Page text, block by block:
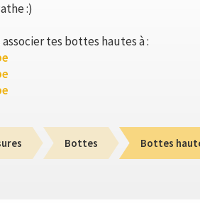
:)
tes bottes hautes à :
Bottes Bottes